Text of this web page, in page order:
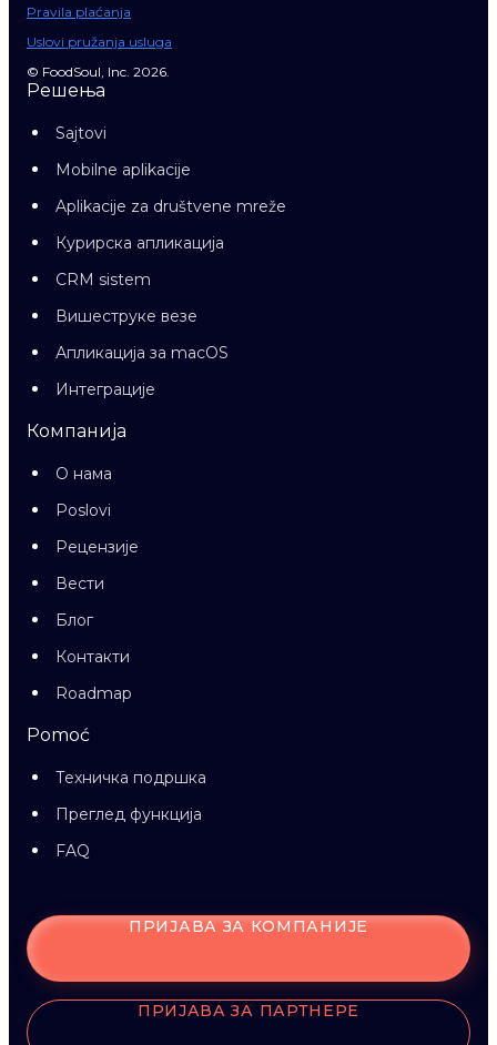
Pravila plaćanja
Uslovi pružanja usluga
© FoodSoul, Inc. 2026.
Решења
Sajtovi
Mobilne aplikacije
Aplikacije za društvene mreže
Курирска апликација
CRM sistem
Вишеструке везе
Апликација за macOS
Интеграције
Компанија
О нама
Poslovi
Рецензије
Вести
Блог
Контакти
Roadmap
Pomoć
Техничка подршка
Преглед функција
FAQ
ПРИЈАВА ЗА КОМПАНИЈЕ
ПРИЈАВА ЗА ПАРТНЕРЕ